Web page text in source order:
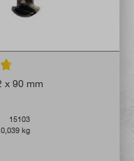
di 4.8 su 5 stelle
x 90 mm
15103
0,039 kg